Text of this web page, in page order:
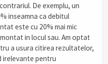
De exemplu, un
inseamna ca debitul
este cu 20% mai mic
in locul sau. Am optat
a usura citirea rezultatelor,
irelevante pentru